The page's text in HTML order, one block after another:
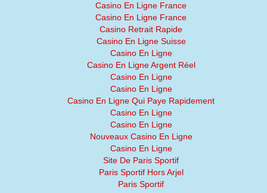
Casino En Ligne France
Casino En Ligne France
Casino Retrait Rapide
Casino En Ligne Suisse
Casino En Ligne
Casino En Ligne Argent Réel
Casino En Ligne
Casino En Ligne
Casino En Ligne Qui Paye Rapidement
Casino En Ligne
Casino En Ligne
Nouveaux Casino En Ligne
Casino En Ligne
Site De Paris Sportif
Paris Sportif Hors Arjel
Paris Sportif